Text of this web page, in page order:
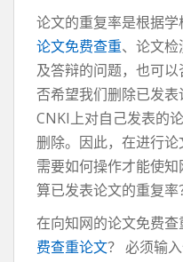
论文的重复率是根据
论文免费查重、论文
及答辩的问题，也可
否希望我们删除已发
CNKI上对自己发表的
删除。因此，在进行
需要如何操作才能使
算已发表论文的重复率
在向知网的论文免费
费查重论文？ 必须输